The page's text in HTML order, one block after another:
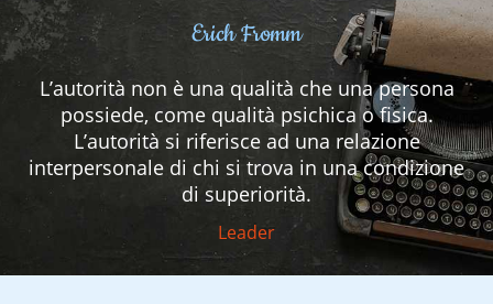
Erich Fromm
L’autorità non è una qualità che una persona
possiede, come qualità psichica o fisica.
L’autorità si riferisce ad una relazione
interpersonale di chi si trova in una condizione
di superiorità.
Leader